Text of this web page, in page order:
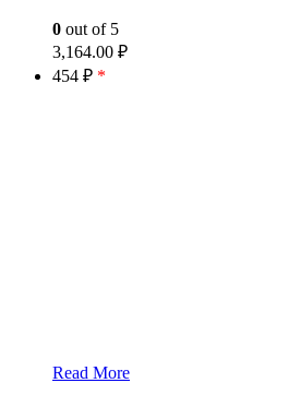
0 out of 5
3,164.00 ₽
454 ₽ *
Read More